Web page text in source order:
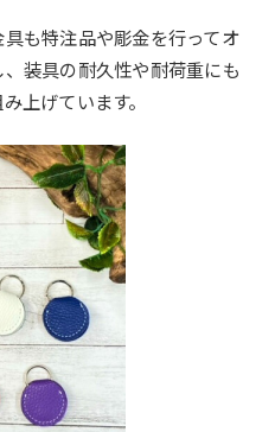
も特注品や彫金を行ってオ
装具の耐久性や耐荷重にも
上げています。